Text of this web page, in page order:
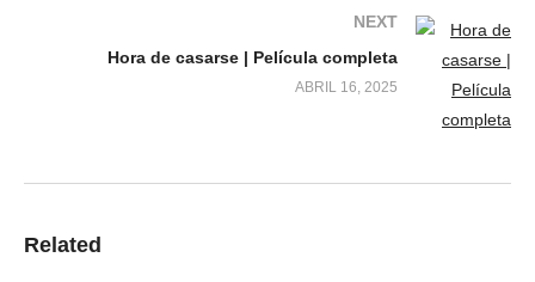
NEXT
Hora de casarse | Película completa
ABRIL 16, 2025
Related